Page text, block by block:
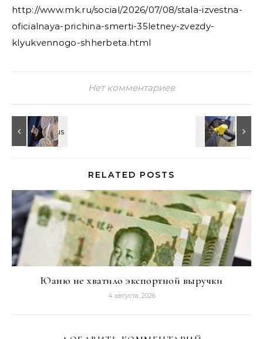
http://www.mk.ru/social/2026/07/08/stala-izvestna-
oficialnaya-prichina-smerti-35letney-zvezdy-
klyukvennogo-shherbeta.html
Нет комментариев
RELATED POSTS
Юаню не хватило экспортной выручки
4 августа, 2026